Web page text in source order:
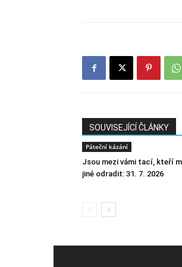
SOUVISEJÍCÍ ČLÁNKY
Páteční kázání
Jsou mezi vámi tací, kteří
jiné odradit: 31. 7. 2026